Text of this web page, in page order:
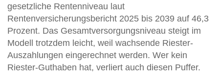
gesetzliche Rentenniveau laut
Rentenversicherungsbericht 2025 bis 2039 auf 46,3
Prozent. Das Gesamtversorgungsniveau steigt im
Modell trotzdem leicht, weil wachsende Riester-
Auszahlungen eingerechnet werden. Wer kein
Riester-Guthaben hat, verliert auch diesen Puffer.